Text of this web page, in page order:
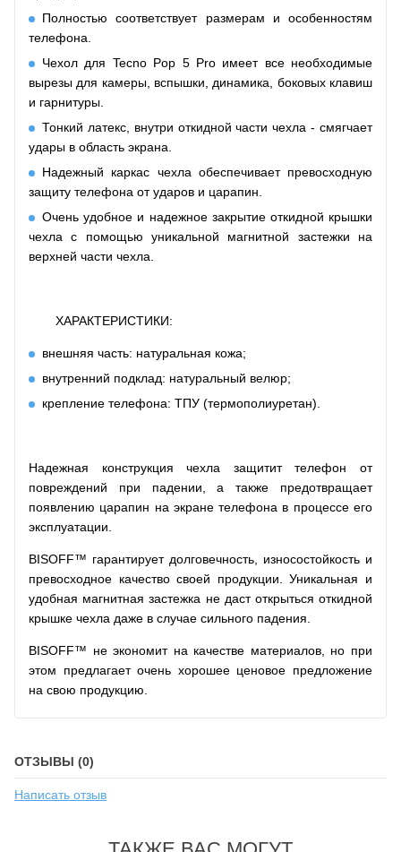
Полностью соответствует размерам и особенностям
телефона.
Чехол для Tecno Pop 5 Pro имеет все необходимые
вырезы для камеры, вспышки, динамика, боковых клавиш
и гарнитуры.
Тонкий латекс, внутри откидной части чехла - смягчает
удары в область экрана.
Надежный каркас чехла обеспечивает превосходную
защиту телефона от ударов и царапин.
Очень удобное и надежное закрытие откидной крышки
чехла с помощью уникальной магнитной застежки на
верхней части чехла.
ХАРАКТЕРИСТИКИ:
внешняя часть: натуральная кожа;
внутренний подклад: натуральный велюр;
крепление телефона: ТПУ (термополиуретан).
Надежная конструкция чехла защитит телефон от
повреждений при падении, а также предотвращает
появлению царапин на экране телефона в процессе его
эксплуатации.
BISOFF™ гарантирует долговечность, износостойкость и
превосходное качество своей продукции. Уникальная и
удобная магнитная застежка не даст открыться откидной
крышке чехла даже в случае сильного падения.
BISOFF™ не экономит на качестве материалов, но при
этом предлагает очень хорошее ценовое предложение
на свою продукцию.
ОТЗЫВЫ (0)
Написать отзыв